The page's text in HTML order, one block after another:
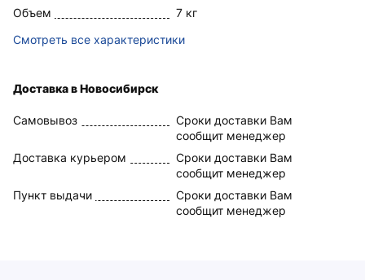
Объем
7 кг
Смотреть все характеристики
Доставка в Новосибирск
Самовывоз
Сроки доставки Вам
сообщит менеджер
Доставка курьером
Сроки доставки Вам
сообщит менеджер
Пункт выдачи
Сроки доставки Вам
сообщит менеджер